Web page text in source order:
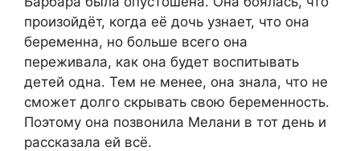
произойдёт, когда её дочь узнает, что она
беременна, но больше всего она
переживала, как она будет воспитывать
детей одна. Тем не менее, она знала, что не
сможет долго скрывать свою беременность.
Поэтому она позвонила Мелани в тот день и
рассказала ей всё.